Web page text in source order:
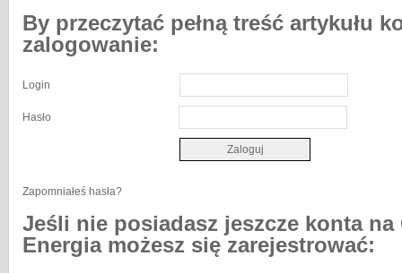
By przeczytać pełną treść artykułu
zalogowanie:
Login
Hasło
Zapomniałeś hasła?
Jeśli nie posiadasz jeszcze konta na
Energia możesz się zarejestrować: